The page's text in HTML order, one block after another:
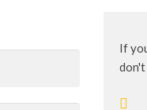
If